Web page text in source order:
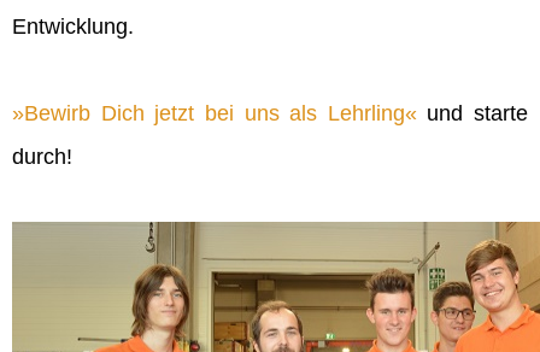
Entwicklung.
Bewirb Dich jetzt bei uns als Lehrling und starte
durch!